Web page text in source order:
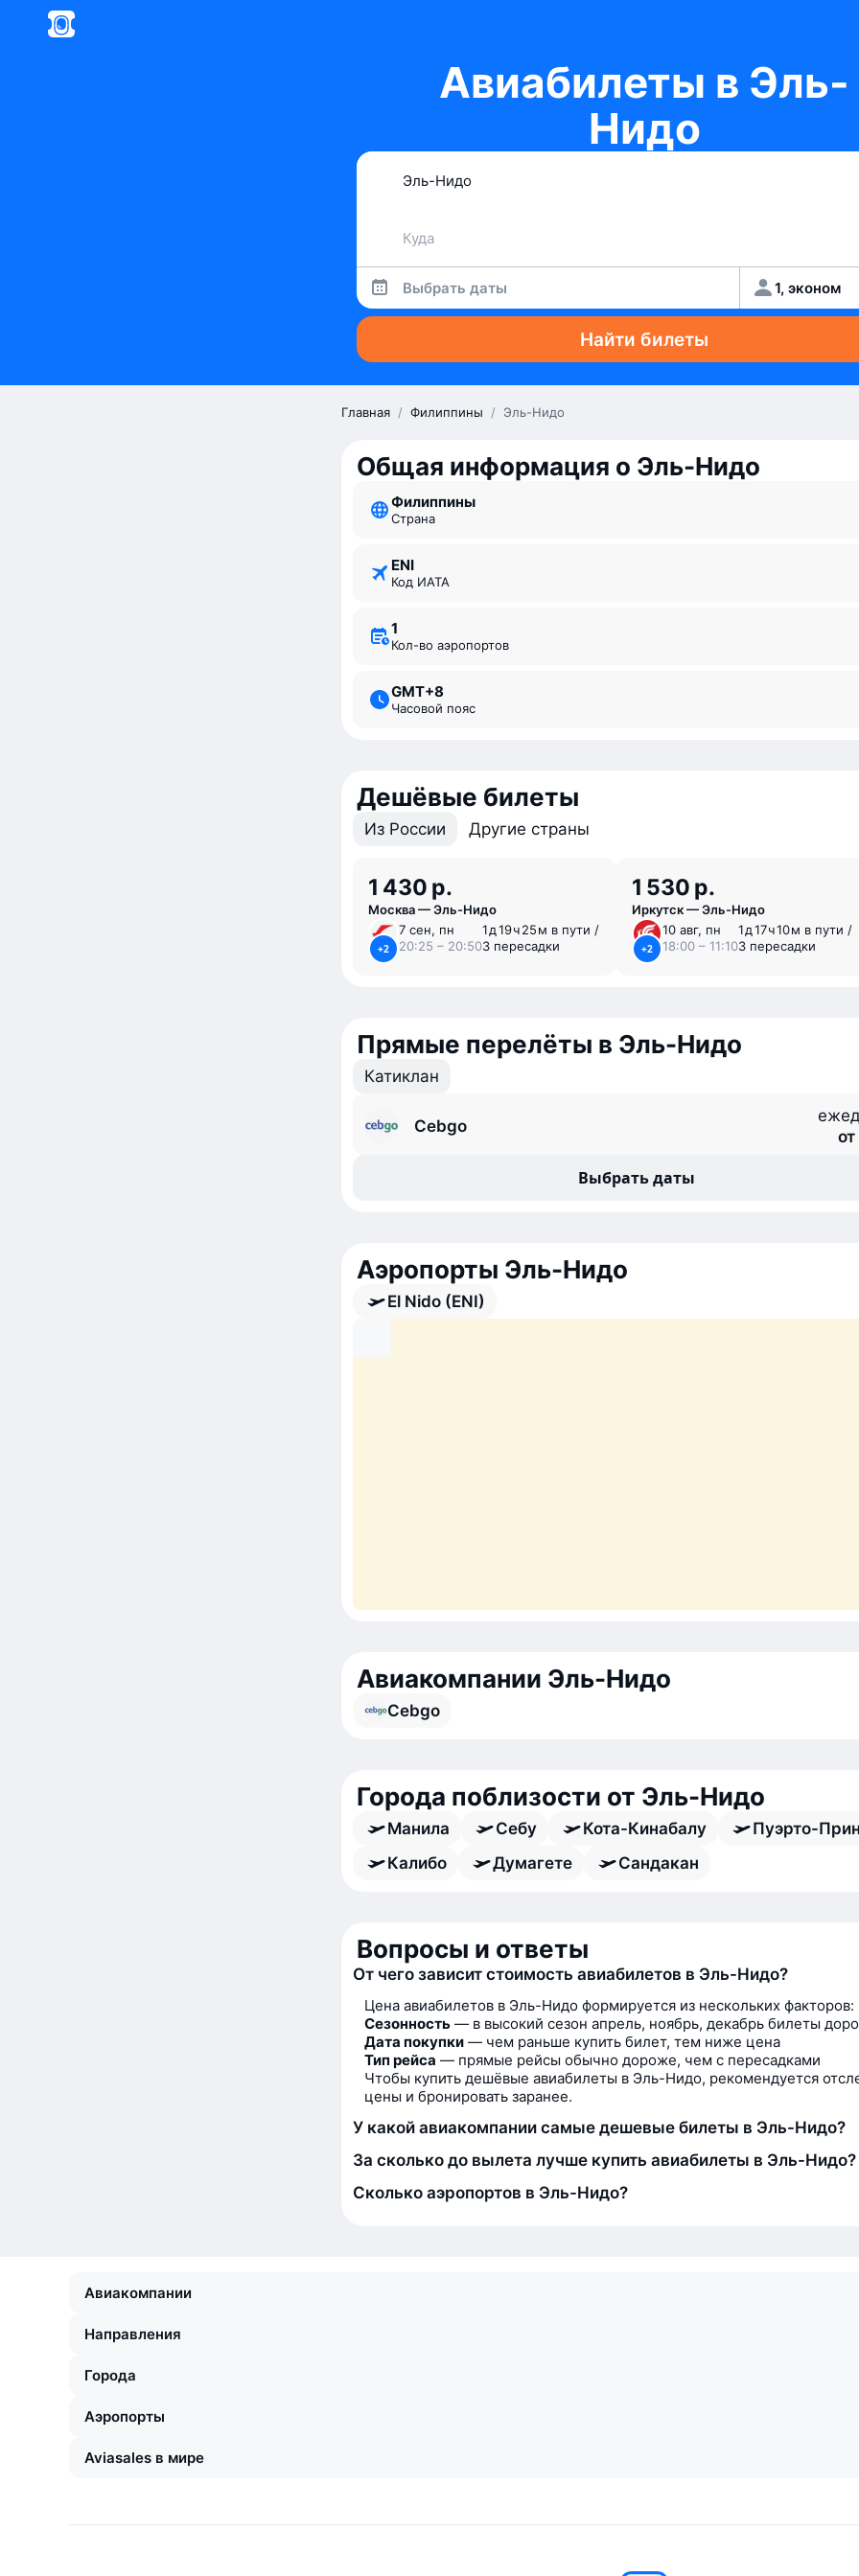
Авиабилеты в Эль-
Нидо
Выбрать даты 1, эконом
Найти билеты
Главная / Филиппины / Эль-Нидо
Общая информация о Эль-Нидо
Филиппины
Страна
ENI
Код ИАТА
1
Кол-во аэропортов
GMT+8
Часовой пояс
Дешёвые билеты
Из России Другие страны
1 430 р.
Москва — Эль-Нидо
+2
7 сен, пн
20:25 – 20:50
1 ⁠д 19 ⁠ч 25 ⁠м в пути /
3 пересадки
1 530 р.
Иркутск — Эль-Нидо
+2
10 авг, пн
18:00 – 11:10
1 ⁠д 17 ⁠ч 10 ⁠м в пути /
3 пересадки
Прямые перелёты в Эль-Нидо
Катиклан
Cebgo
Выбрать даты
Аэропорты Эль-Нидо
El Nido (ENI)
Авиакомпании Эль-Нидо
Cebgo
Города поблизости от Эль-Нидо
Манила Себу Кота-Кинабалу
Пуэрто-
Калибо
Думагете Сандакан
Вопросы и ответы
От чего зависит стоимость авиабилетов в Эль-Нидо?
Цена авиабилетов в Эль-Нидо формируется из нескольких факторов:
Сезонность — в высокий сезон апрель, ноябрь, декабрь билеты
Дата покупки — чем раньше купить билет, тем ниже цена
Тип рейса — прямые рейсы обычно дороже, чем с пересадками
Чтобы купить дешёвые авиабилеты в Эль-Нидо, рекомендуется
цены и бронировать заранее.
У какой авиакомпании самые дешевые билеты в Эль-Нидо?
За сколько до вылета лучше купить авиабилеты в Эль-Нидо?
Сколько аэропортов в Эль-Нидо?
Авиакомпании
Направления
Города
Аэропорты
Aviasales в мире